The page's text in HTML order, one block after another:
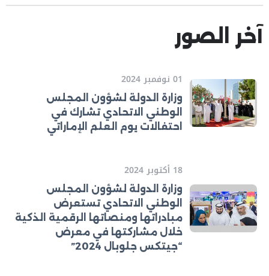
آخر الصور
01 نوفمبر 2024
وزارة الدولة لشؤون المجلس
الوطني الاتحادي تشارك في
احتفالات يوم العلم الإماراتي
18 أكتوبر 2024
وزارة الدولة لشؤون المجلس
الوطني الاتحادي تستعرض
مبادراتها ومنصاتها الرقمية الذكية
خلال مشاركتها في معرض
“جيتكس جلوبال 2024”